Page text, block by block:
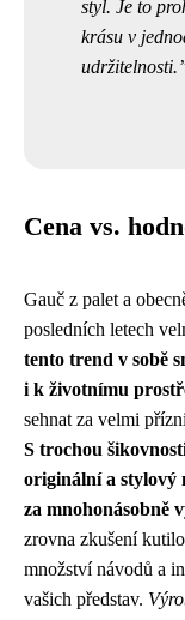
styl. Je to
krásu v
udržitelnosti.
Cena vs.
Gauč z palet a
posledních letech
tento trend v sobě
i k životnímu
sehnat za velmi
S trochou
originální a stylový
za mnohonásobně
zrovna zkušení
množství návodů a
vašich představ.